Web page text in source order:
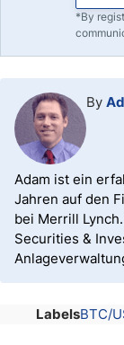
*By
By
Adam ist ein
Jahren auf den
bei Merrill
Securities &
LabelsBTC/